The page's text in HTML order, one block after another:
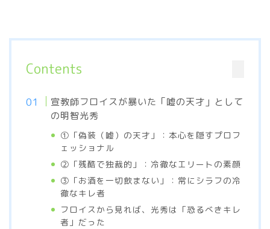
Contents
宣教師フロイスが暴いた「嘘の天才」として
の明智光秀
①「偽装（嘘）の天才」：本心を隠すプロフ
ェッショナル
②「残酷で独裁的」：冷徹なエリートの素顔
③「お酒を一切飲まない」：常にシラフの冷
徹なキレ者
フロイスから見れば、光秀は「恐るべきキレ
者」だった